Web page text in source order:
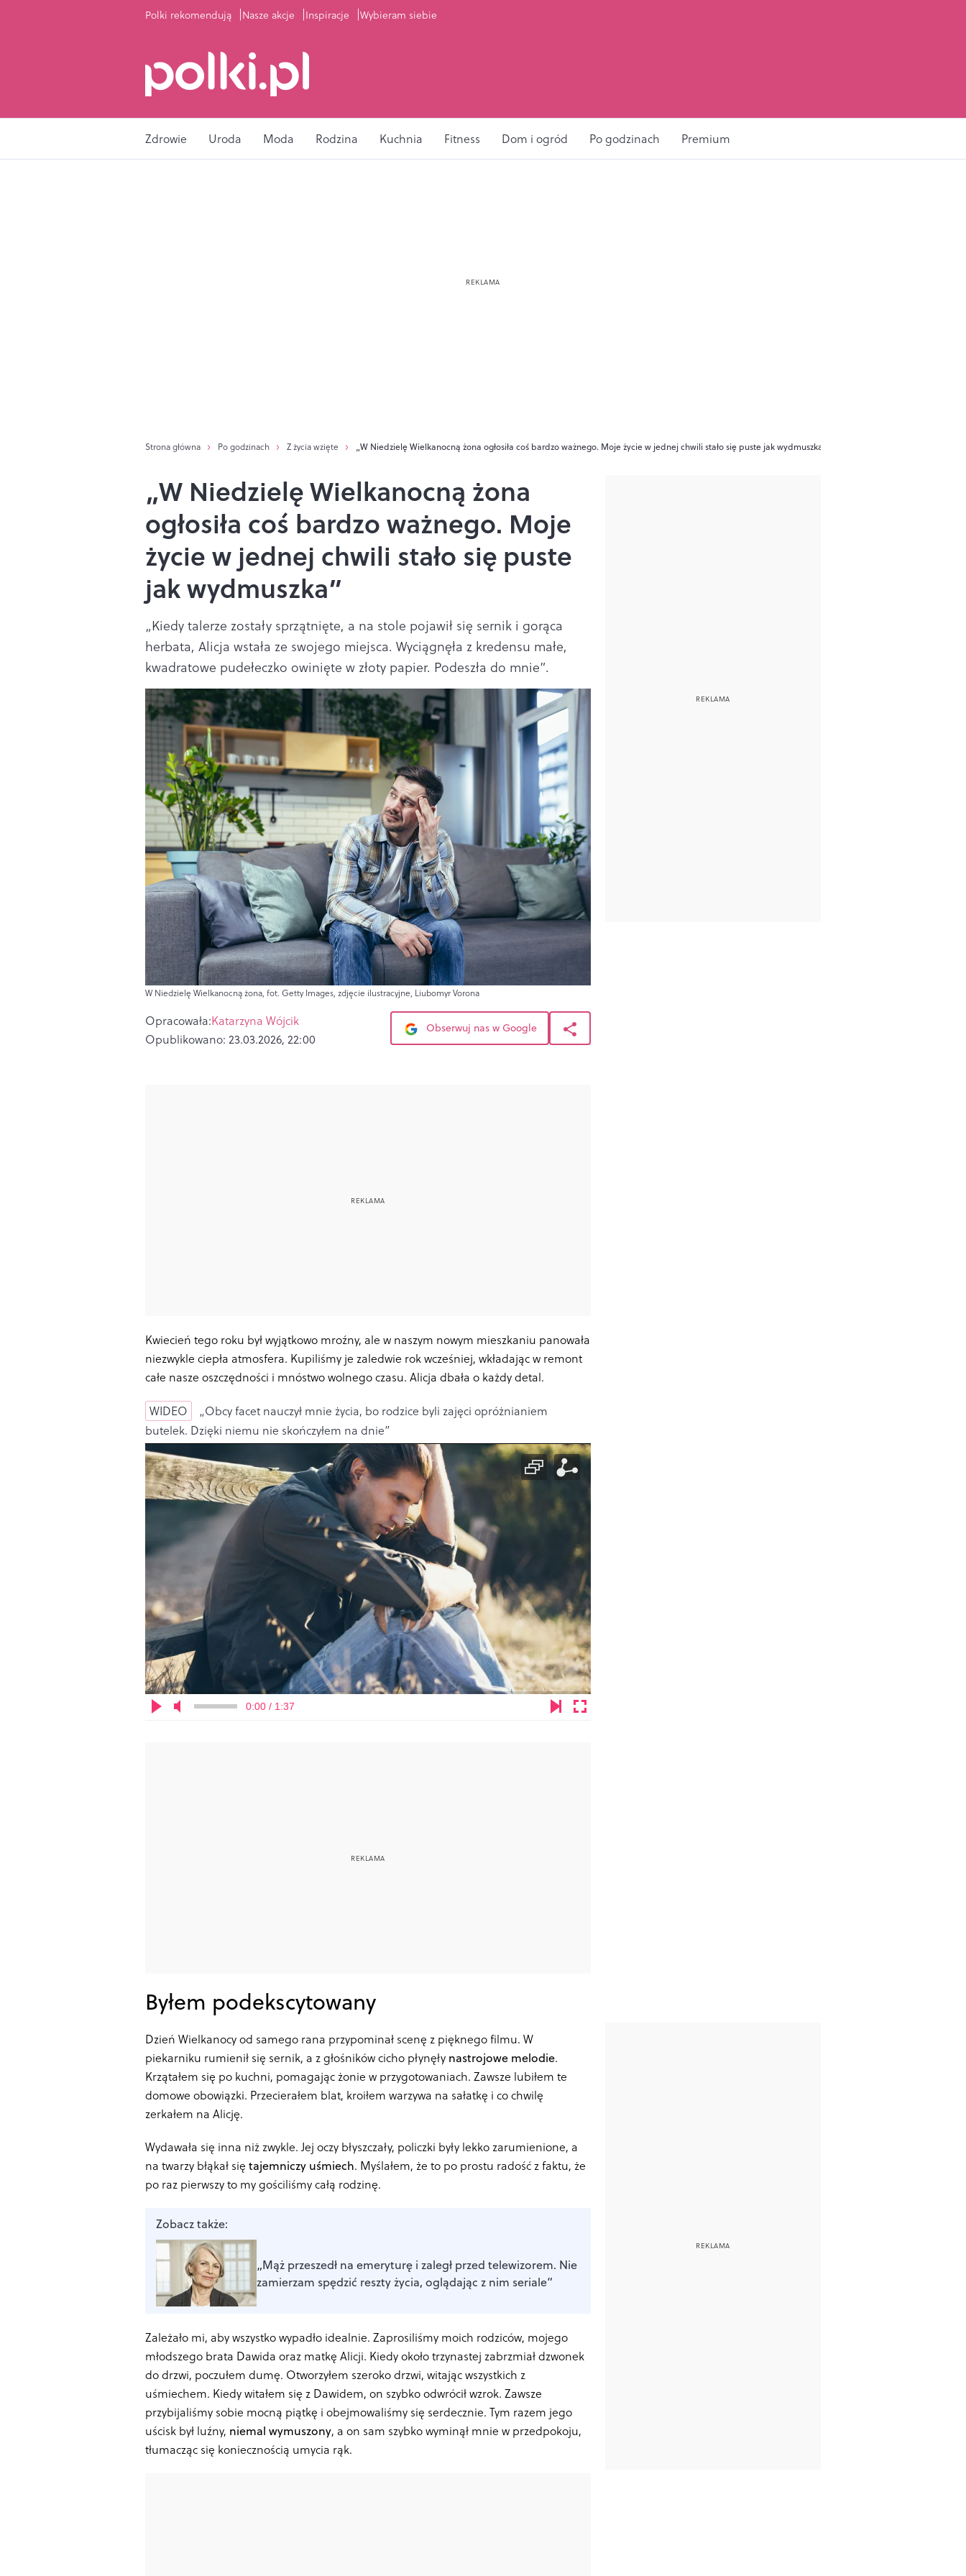
Polki rekomendują Nasze akcje Inspiracje Wybieram siebie
Zdrowie Uroda Moda Rodzina Kuchnia Fitness Dom i ogród Po godzinach Premium
Strona główna Po godzinach Z życia wzięte „W Niedzielę Wielkanocną żona ogłosiła coś bardzo ważnego. Moje życie w jednej chwili stało się puste jak wydmuszka”
„W Niedzielę Wielkanocną żona
ogłosiła coś bardzo ważnego. Moje
życie w jednej chwili stało się puste
jak wydmuszka”
„Kiedy talerze zostały sprzątnięte, a na stole pojawił się sernik i gorąca
herbata, Alicja wstała ze swojego miejsca. Wyciągnęła z kredensu małe,
kwadratowe pudełeczko owinięte w złoty papier. Podeszła do mnie”.
W Niedzielę Wielkanocną żona, fot. Getty Images, zdjęcie ilustracyjne, Liubomyr Vorona
Opracowała:Katarzyna Wójcik
Opublikowano: 23.03.2026, 22:00
Obserwuj nas w Google
Kwiecień tego roku był wyjątkowo mroźny, ale w naszym nowym mieszkaniu panowała
niezwykle ciepła atmosfera. Kupiliśmy je zaledwie rok wcześniej, wkładając w remont
całe nasze oszczędności i mnóstwo wolnego czasu. Alicja dbała o każdy detal.
WIDEO
„Obcy facet nauczył mnie życia, bo rodzice byli zajęci opróżnianiem
butelek. Dzięki niemu nie skończyłem na dnie”
0:00 / 1:37
Byłem podekscytowany
Dzień Wielkanocy od samego rana przypominał scenę z pięknego filmu. W
piekarniku rumienił się sernik, a z głośników cicho płynęły nastrojowe melodie.
Krzątałem się po kuchni, pomagając żonie w przygotowaniach. Zawsze lubiłem te
domowe obowiązki. Przecierałem blat, kroiłem warzywa na sałatkę i co chwilę
zerkałem na Alicję.
Wydawała się inna niż zwykle. Jej oczy błyszczały, policzki były lekko zarumienione, a
na twarzy błąkał się tajemniczy uśmiech. Myślałem, że to po prostu radość z faktu, że
po raz pierwszy to my gościliśmy całą rodzinę.
Zobacz także:
„Mąż przeszedł na emeryturę i zaległ przed telewizorem. Nie
zamierzam spędzić reszty życia, oglądając z nim seriale”
Zależało mi, aby wszystko wypadło idealnie. Zaprosiliśmy moich rodziców, mojego
młodszego brata Dawida oraz matkę Alicji. Kiedy około trzynastej zabrzmiał dzwonek
do drzwi, poczułem dumę. Otworzyłem szeroko drzwi, witając wszystkich z
uśmiechem. Kiedy witałem się z Dawidem, on szybko odwrócił wzrok. Zawsze
przybijaliśmy sobie mocną piątkę i obejmowaliśmy się serdecznie. Tym razem jego
uścisk był luźny, niemal wymuszony, a on sam szybko wyminął mnie w przedpokoju,
tłumacząc się koniecznością umycia rąk.